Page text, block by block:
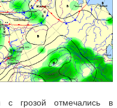
грозой отмечались в